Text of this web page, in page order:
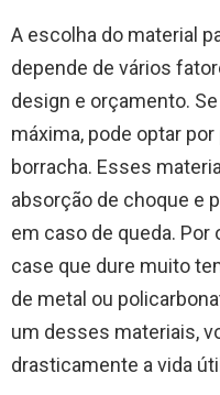
A escolha do material
depende de vários
design e orçamento.
máxima, pode optar por
borracha. Esses
absorção de choque e
em caso de queda. Por
case que dure muito
de metal ou
um desses materiais,
drasticamente a vida